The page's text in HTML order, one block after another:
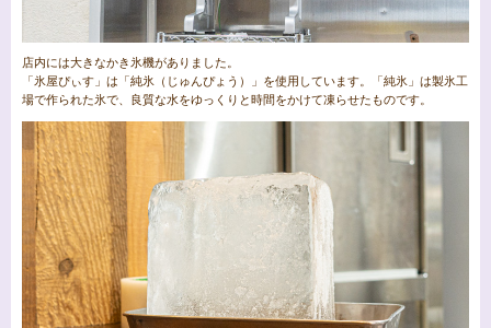
店内には大きなかき氷機がありました。
「氷屋ぴぃす」は「純氷（じゅんぴょう）」を使用しています。「純氷」は製氷工
場で作られた氷で、良質な水をゆっくりと時間をかけて凍らせたものです。